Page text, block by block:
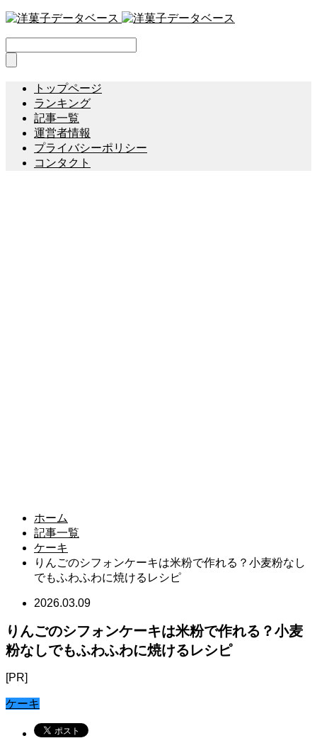
トップページ
ランキング
記事一覧
運営者情報
プライバシーポリシー
コンタクト
ホーム
記事一覧
ケーキ
りんごのシフォンケーキは米粉で作れる？小麦粉なし
でもふわふわに焼けるレシピ
2026.03.09
りんごのシフォンケーキは米粉で作れる？小麦
粉なしでもふわふわに焼けるレシピ
[PR]
ケーキ